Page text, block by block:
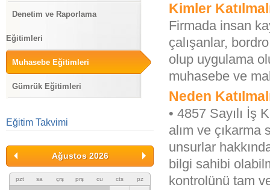
Denetim ve Raporlama
Eğitimleri
Muhasebe Eğitimleri
Gümrük Eğitimleri
Eğitim Takvimi
Ağustos 2026
pzt sa çrş prş cu cts pz
Kimler
Firmada insan
çalışanlar,
olup uygulama
muhasebe ve
Neden
• 4857 Sayılı İş
alım ve çıkarma
unsurlar
bilgi sahibi
kontrolünü tam